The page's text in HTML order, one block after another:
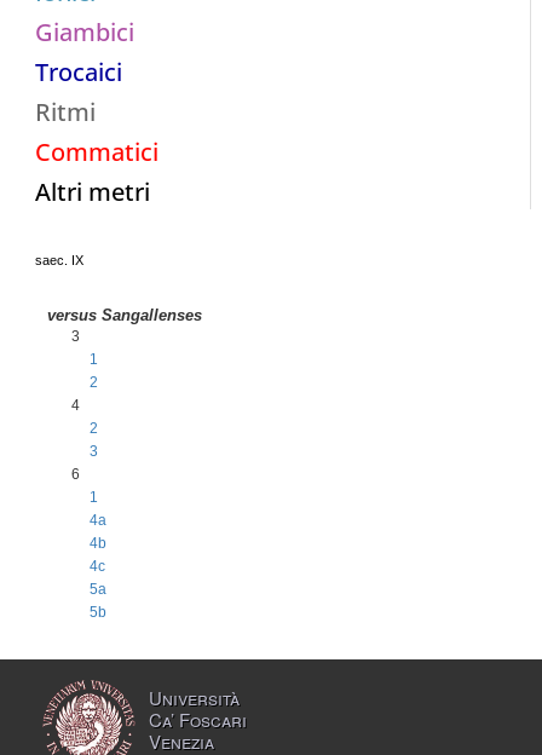
Giambici
Trocaici
Ritmi
Commatici
Altri metri
saec. IX
versus Sangallenses
3
1
2
4
2
3
6
1
4a
4b
4c
5a
5b
Università
Ca’ Foscari
Venezia